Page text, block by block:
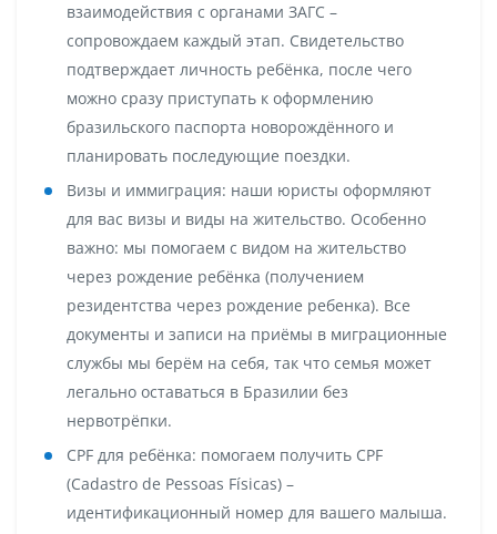
взаимодействия с органами ЗАГС –
сопровождаем каждый этап. Свидетельство
подтверждает личность ребёнка, после чего
можно сразу приступать к оформлению
бразильского паспорта новорождённого и
планировать последующие поездки.
Визы и иммиграция: наши юристы оформляют
для вас визы и виды на жительство. Особенно
важно: мы помогаем с видом на жительство
через рождение ребёнка (получением
резидентства через рождение ребенка). Все
документы и записи на приёмы в миграционные
службы мы берём на себя, так что семья может
легально оставаться в Бразилии без
нервотрёпки.
CPF для ребёнка: помогаем получить CPF
(Cadastro de Pessoas Físicas) –
идентификационный номер для вашего малыша.